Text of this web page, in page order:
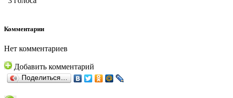
Комментарии
Нет комментариев
Добавить комментарий
Поделиться…